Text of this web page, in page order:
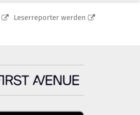
Leserreporter werden